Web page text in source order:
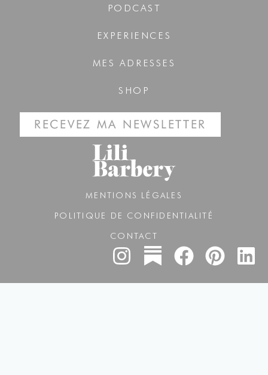
PODCAST
EXPERIENCES
MES ADRESSES
SHOP
RECEVEZ MA NEWSLETTER
MENTIONS LÉGALES
POLITIQUE DE CONFIDENTIALITÉ
CONTACT